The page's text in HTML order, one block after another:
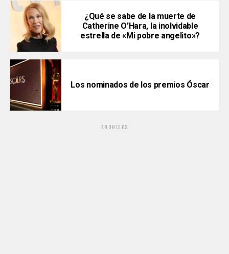
¿Qué se sabe de la muerte de
Catherine O’Hara, la inolvidable
estrella de «Mi pobre angelito»?
Los nominados de los premios Óscar
ANUNCIOS